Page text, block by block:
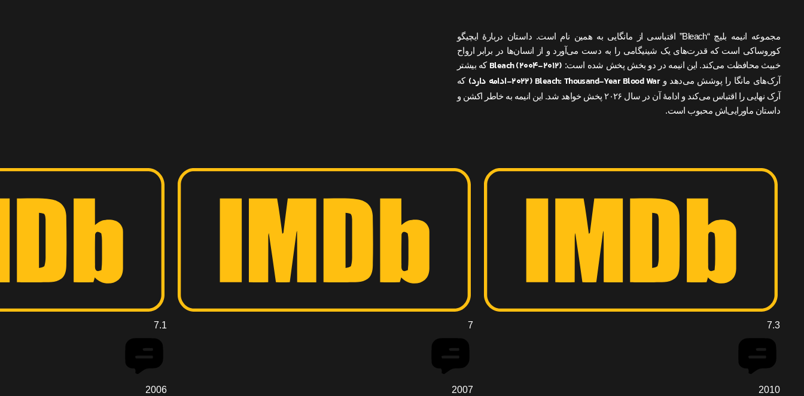
مجموعه انیمه بلیچ “Bleach” اقتباسی از مانگایی به همین نام است. داستان دربارهٔ ایچیگو
کوروساکی است که قدرت‌های یک شینیگامی را به دست می‌آورد و از انسان‌ها در برابر ارواح
خبیث محافظت می‌کند. این انیمه در دو بخش پخش شده است: Bleach (۲۰۰۴-۲۰۱۲) که بیشتر
آرک‌های مانگا را پوشش می‌دهد وBleach: Thousand-Year Blood War (۲۰۲۲-ادامه دارد)
که
آرک نهایی را اقتباس می‌کند و ادامهٔ آن در سال ۲۰۲۶ پخش خواهد شد. این انیمه به خاطر اکشن و
داستان ماورایی‌اش محبوب است.
7.3
2010
7
2007
7.1
2006